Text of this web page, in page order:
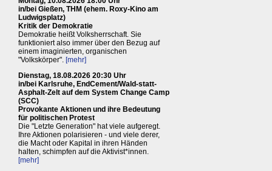
in/bei Gießen, THM (ehem. Roxy-Kino am
Ludwigsplatz)
Kritik der Demokratie
Demokratie heißt Volksherrschaft. Sie
funktioniert also immer über den Bezug auf
einem imaginierten, organischen
"Volkskörper". [mehr]
Dienstag, 18.08.2026 20:30 Uhr
in/bei Karlsruhe, EndCement/Wald-statt-
Asphalt-Zelt auf dem System Change Camp
(SCC)
Provokante Aktionen und ihre Bedeutung
für politischen Protest
Die "Letzte Generation" hat viele aufgeregt.
Ihre Aktionen polarisieren - und viele derer,
die Macht oder Kapital in ihren Händen
halten, schimpfen auf die Aktivist*innen.
[mehr]